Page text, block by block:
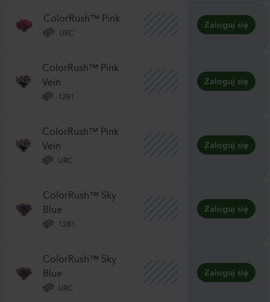
ColorRush™ Pink
URC
Zaloguj się
ColorRush™ Pink
Vein
1281
Zaloguj się
ColorRush™ Pink
Vein
URC
Zaloguj się
ColorRush™ Sky
Blue
1281
Zaloguj się
ColorRush™ Sky
Blue
URC
Zaloguj się